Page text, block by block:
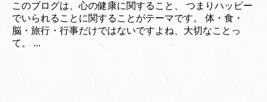
このブログは、心の健康に関すること、 つまりハッピー
でいられることに関することがテーマです。 体・食・
脳・旅行・行事だけではないですよね、大切なことっ
て。 ...